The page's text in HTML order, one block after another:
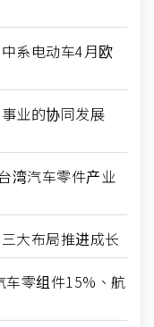
系电动车4月欧
业的协同发展
湾汽车零件产业
大布局推进成长
零组件15%、航